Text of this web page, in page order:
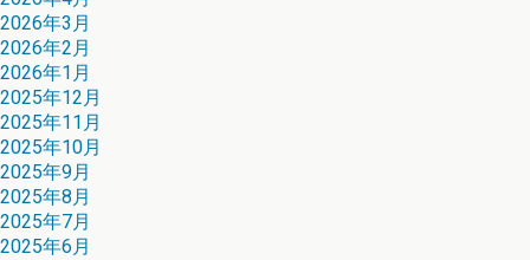
2026年3月
2026年2月
2026年1月
2025年12月
2025年11月
2025年10月
2025年9月
2025年8月
2025年7月
2025年6月